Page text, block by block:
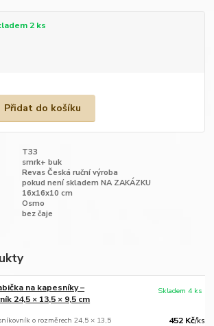
2 ks
Přidat do košíku
T33
smrk+ buk
Revas Česká ruční výroba
pokud není skladem NA ZAKÁZKU
16x16x10 cm
Osmo
bez čaje
na kapesníky –
24,5 × 13,5 × 9,5 cm
o rozměrech 24,5 × 13,5
452 Kč/ks
Skladem 4 ks